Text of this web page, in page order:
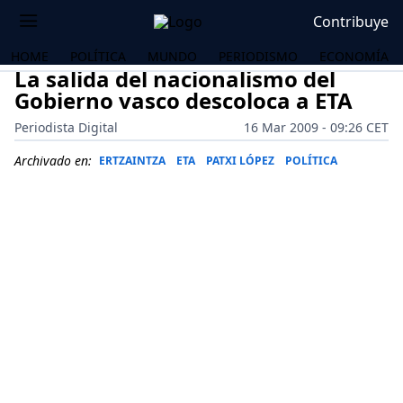
Contribuye
HOME POLÍTICA MUNDO PERIODISMO ECONOMÍA
La salida del nacionalismo del
Gobierno vasco descoloca a ETA
Periodista Digital
16 Mar 2009 - 09:26 CET
Archivado en: ERTZAINTZA ETA PATXI LÓPEZ POLÍTICA